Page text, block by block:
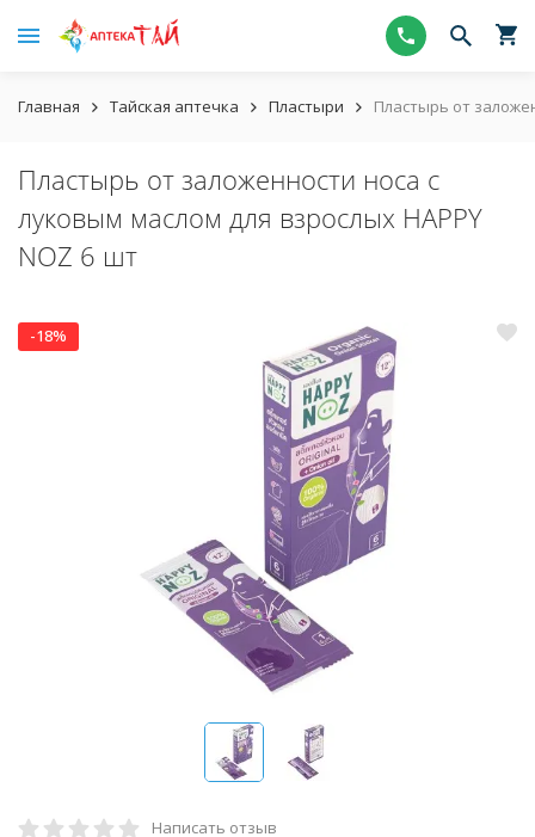
Главная Тайская аптечка Пластыри Пластырь от
Пластырь от заложенности носа с
луковым маслом для взрослых HAPPY
NOZ 6 шт
-18%
Написать отзыв